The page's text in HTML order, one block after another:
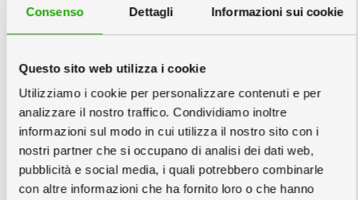
Consenso Dettagli Informazioni sui cookie
Questo sito web utilizza i cookie
Utilizziamo i cookie per personalizzare contenuti e per
analizzare il nostro traffico. Condividiamo inoltre
informazioni sul modo in cui utilizza il nostro sito con i
nostri partner che si occupano di analisi dei dati web,
pubblicità e social media, i quali potrebbero combinarle
con altre informazioni che ha fornito loro o che hanno
15cm Plastica
Nero
15cm in Acciaio
15cm Plastica a
U